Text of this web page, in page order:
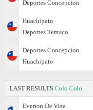
Deportes Concepcion
Huachipato
Deportes Temuco
Deportes Concepcion
Huachipato
LAST RESULTS Colo Colo
Everton De Vina